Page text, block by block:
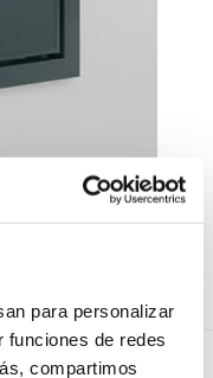
para personalizar
funciones de redes
compartimos
para insertar en